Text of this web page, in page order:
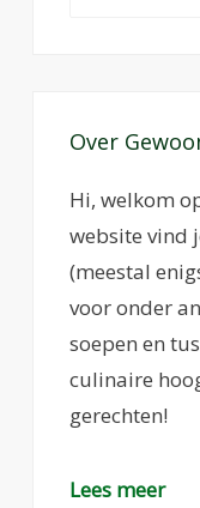
Over
Hi, welkom
website vind
(meestal
voor onder
soepen en
culinaire
gerechten!
Lees meer